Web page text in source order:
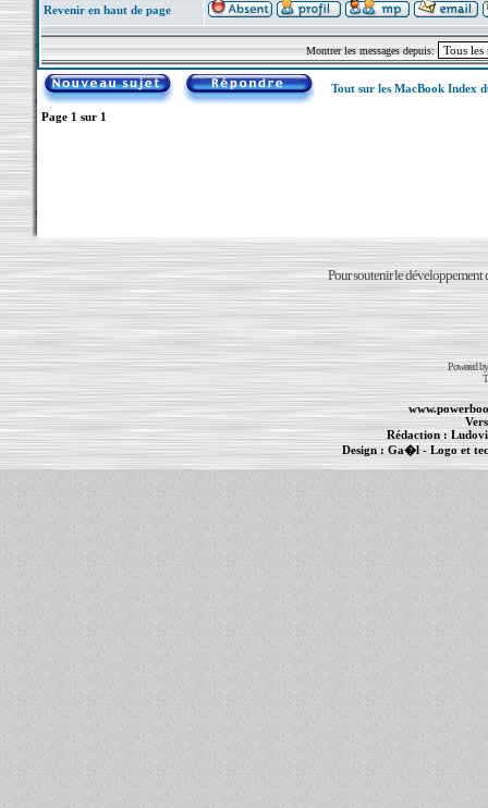
Revenir en haut de page
Montrer les messages depuis:
Tout sur les MacBook Index
Page 1 sur 1
Pour soutenir le développement
Powered
Rédaction :
Design : Ga�l- Logo et